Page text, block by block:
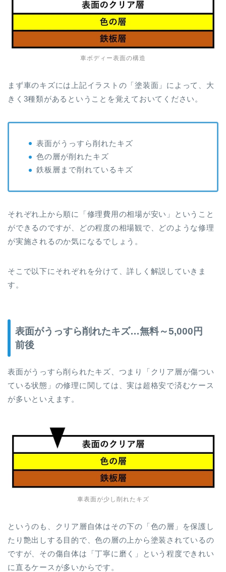
車ボディー表面の構造
まず車のキズには上記イラストの「塗装面」によって、大
きく3種類があるということを覚えておいてください。
表面がうっすら削れたキズ
色の層が削れたキズ
鉄板層まで削れているキズ
それぞれ上から順に「修理費用の相場が安い」ということ
ができるのですが、どの程度の相場観で、どのような修理
が実施されるのか気になるでしょう。
そこで以下にそれぞれを分けて、詳しく解説していきま
す。
表面がうっすら削れたキズ…無料～5,000円
前後
表面がうっすら削られたキズ、つまり「クリア層が傷つい
ている状態」の修理に関しては、実は超格安で済むケース
が多いといえます。
車表面が少し削れたキズ
というのも、クリア層自体はその下の「色の層」を保護し
たり艶出しする目的で、色の層の上から塗装されているの
ですが、その傷自体は「丁寧に磨く」という程度できれい
に直るケースが多いからです。